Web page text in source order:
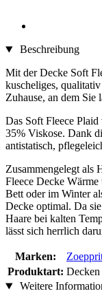
Beschreibung
Mit der Decke Soft
kuscheliges,
Zuhause, an dem Sie
Das Soft Fleece
35% Viskose. Dank
antistatisch,
Zusammengelegt als
Fleece Decke
Bett oder im Winter
Decke optimal. Da
Haare bei kalten
lässt sich herrlich
Marken:
Produktart: Decken
Weitere